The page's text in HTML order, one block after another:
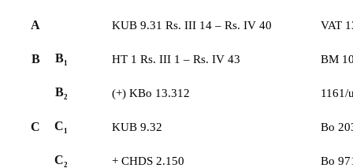
A KUB 9.31 Rs. III 14 – Rs. IV 40 VAT
B B1 HT 1 Rs. III 1 – Rs. IV 43 BM
B2 (+) KBo 13.312 1161/
C C1 KUB 9.32 Bo
C2 + CHDS 2.150 Bo